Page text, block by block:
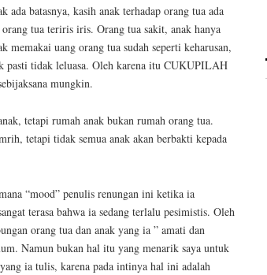
ada batasnya, kasih anak terhadap orang tua ada
tua teriris iris. Orang tua sakit, anak hanya
memakai uang orang tua sudah seperti keharusan,
pasti tidak leluasa. Oleh karena itu CUKUPILAH
mungkin.
tetapi rumah anak bukan rumah orang tua.
tetapi tidak semua anak akan berbakti kepada
“mood” penulis renungan ini ketika ia
terasa bahwa ia sedang terlalu pesimistis. Oleh
orang tua dan anak yang ia ” amati dan
Namun bukan hal itu yang menarik saya untuk
ia tulis, karena pada intinya hal ini adalah